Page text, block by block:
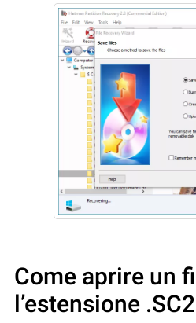
Come aprire un
l’estensione